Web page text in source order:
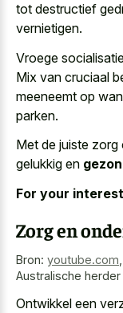
tot destructief
vernietigen.
Vroege
Mix van cruciaal
meeneemt op
parken.
Met de juiste
gelukkig en
For your
Zorg en
Bron: youtube.com
Australische herder
Ontwikkel een